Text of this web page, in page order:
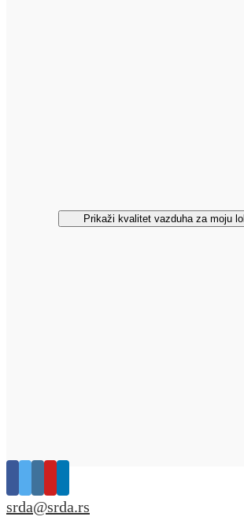
Prikaži kvalitet vazduha za moju
srda@srda.rs